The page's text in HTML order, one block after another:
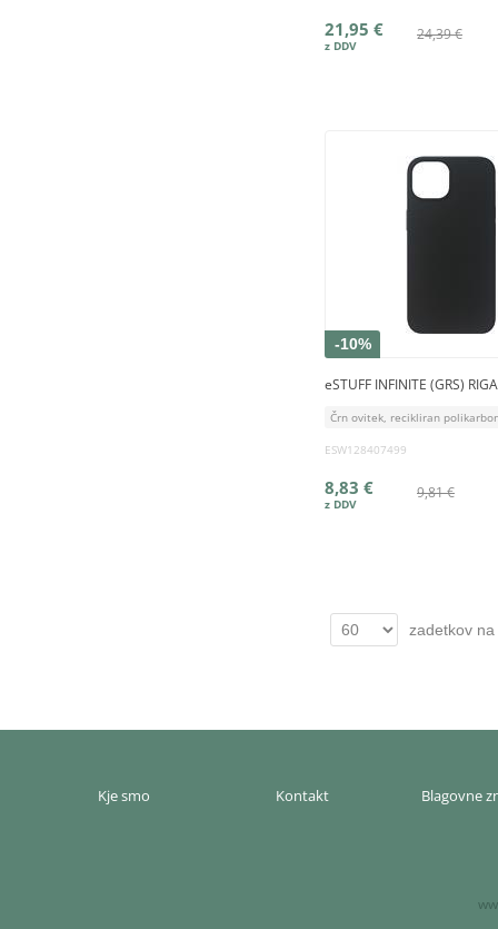
24,39 €
21,95 €
-10%
eSTUFF INFINITE (GRS)
Črn ovitek, recikliran
ESW128407499
9,81 €
8,83 €
zadetkov
Kje smo Kontakt Blagovne